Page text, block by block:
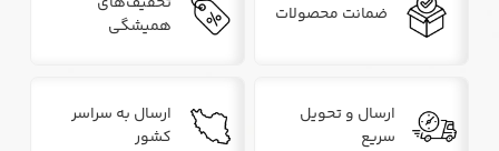
ضمانت محصولات
همیشگی
ارسال و تحویل
سریع
ارسال به سراسر
کشور